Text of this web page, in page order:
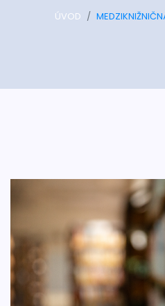
ÚVOD